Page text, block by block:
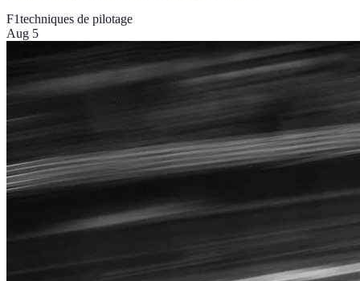
F1techniques de pilotage
Aug 5